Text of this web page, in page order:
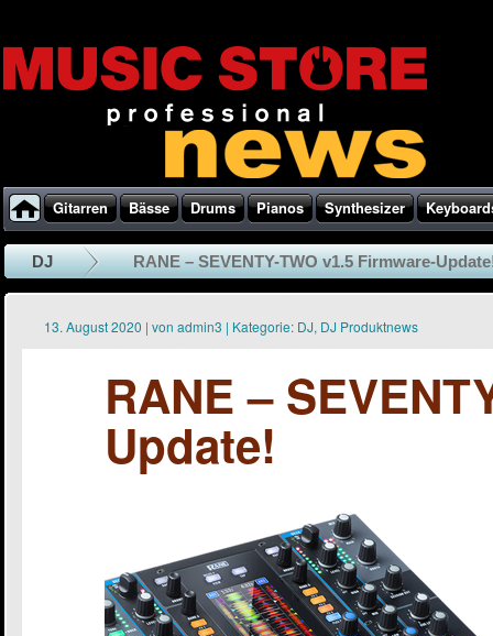
Gitarren Bässe Drums Pianos Synthesizer
DJ RANE – SEVENTY-TWO v1.5 Firmware-
13. August 2020 | von admin3 | Kategorie: DJ, DJ Produktnews
RANE –
Update!